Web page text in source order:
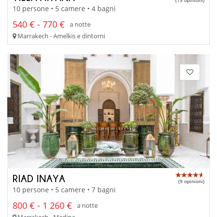
10 persone • 5 camere • 4 bagni
540 € - 770 €
a notte
Marrakech - Amelkis e dintorni
RIAD INAYA (9 opinioni)
10 persone • 5 camere • 7 bagni
800 € - 1 260 €
a notte